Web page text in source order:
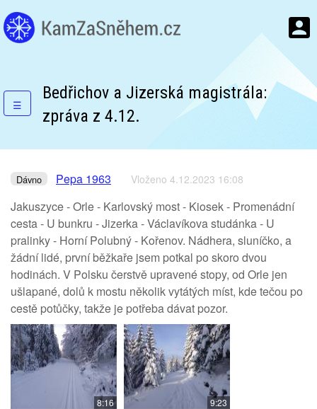
☰
Bedřichov a Jizerská magistrála:
zpráva z 4.12.
Dávno Pepa 1963 Vloženo 4.12.2023 16:08
Jakuszyce - Orle - Karlovský most - Kiosek - Promenádní
cesta - U bunkru - Jizerka - Václavíkova studánka - U
pralinky - Horní Polubný - Kořenov. Nádhera, sluníčko, a
žádní lidé, první běžkaře jsem potkal po skoro dvou
hodinách. V Polsku čerstvě upravené stopy, od Orle jen
ušlapané, dolů k mostu několik vytátých míst, kde tečou po
cestě potůčky, takže je potřeba dávat pozor.
8:16 9:23